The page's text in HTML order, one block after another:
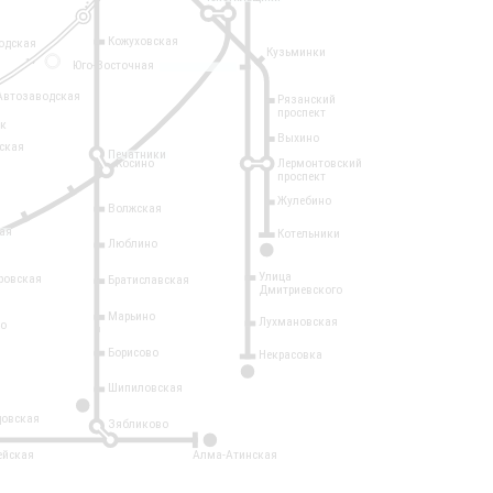
2
14
Кузьминки
Рязанский
проспект
Выхино
Лермонтовский
проспект
Жулебино
Котельники
Кожуховская
Печатники
Волжская
Люблино
Братиславская
Марьино
Борисово
Шипиловская
Зябликово
Алма-Атинская
Улица
Дмитриевского
Лухмановская
Некрасовка
Косино
Юго-Восточная